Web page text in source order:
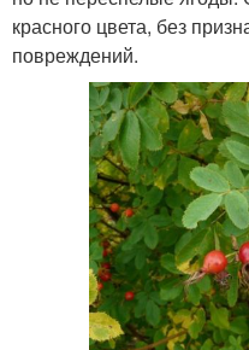
красного цвета, без
повреждений.